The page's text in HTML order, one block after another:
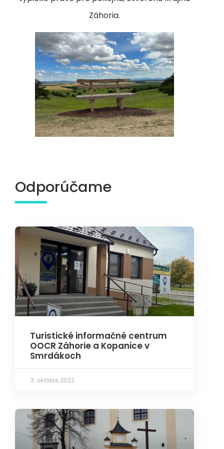
Záhoria.
Odporúčame
Turistické informačné centrum
OOCR Záhorie a Kopanice v
Smrdákoch
3. októbra 2022